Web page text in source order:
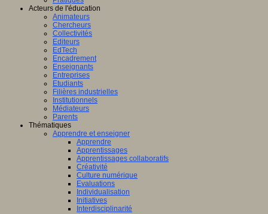
Acteurs de l'éducation
Animateurs
Chercheurs
Collectivités
Editeurs
EdTech
Encadrement
Enseignants
Entreprises
Etudiants
Filières industrielles
Institutionnels
Médiateurs
Parents
Thématiques
Apprendre et enseigner
Apprendre
Apprentissages
Apprentissages collaboratifs
Créativité
Culture numérique
Evaluations
Individualisation
Initiatives
Interdisciplinarité